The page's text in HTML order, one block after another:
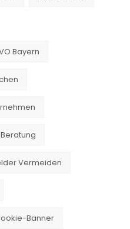
Bayern
Vermeiden
Banner